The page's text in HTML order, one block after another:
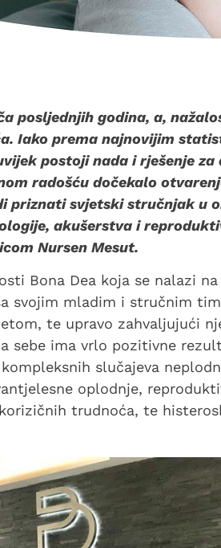
posljednjih godina, a,
Iako prema najnovijim
postoji nada i rješenje
radošću dočekalo
priznati svjetski stručnjak u
akušerstva i
Nursen Mesut.
Bona Dea koja se nalazi
svojim mladim i stručnim
te upravo zahvaljujući
sebe ima vrlo pozitivne
slučajeva
oplodnje,
trudnoća, te